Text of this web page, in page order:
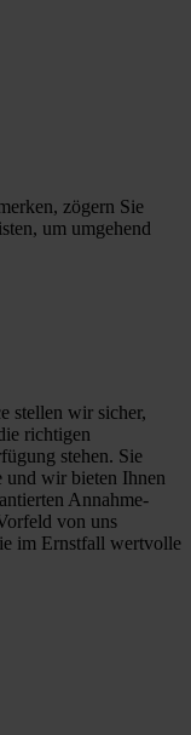
zögern Sie
um umgehend
stellen wir sicher,
richtigen
stehen. Sie
und wir bieten Ihnen
Annahme-
von uns
im Ernstfall wertvolle